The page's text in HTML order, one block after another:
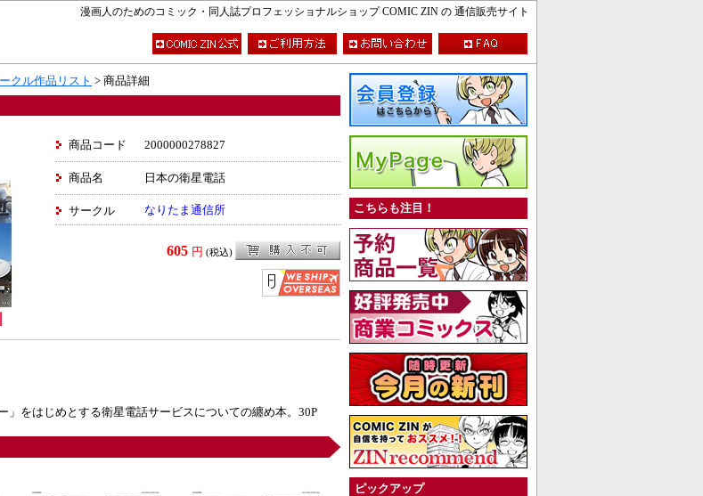
漫画人のためのコミック・同人誌プロフェッショナルショップ COMIC ZIN の 通信販売サイト
クル作品リスト > 商品詳細
商品コード 2000000278827
商品名 日本の衛星電話
サークル なりたま通信所
605 円 (税込)
」をはじめとする衛星電話サービスについての纏め本。30P
こちらも注目！
ピックアップ